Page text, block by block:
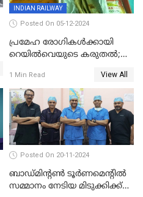
INDIAN RAILWAY
Posted On 05-12-2024
പ്രമേഹ രോഗികൾക്കായി
റെയിൽവെയുടെ കരുതൽ;
പുതിയ മെനു
1 Min Read View All
Posted On 20-11-2024
ബാഡ്മിന്റൺ ടൂർണമെന്റിൽ
സമ്മാനം നേടിയ മിടുക്കിക്ക്